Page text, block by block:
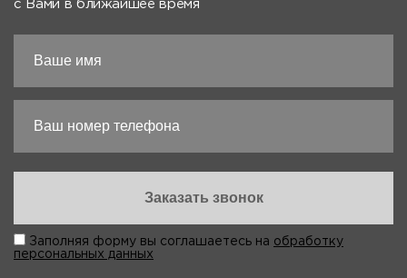
с Вами в ближайшее время
Заполняя форму вы соглашаетесь на обработку
персональных данных